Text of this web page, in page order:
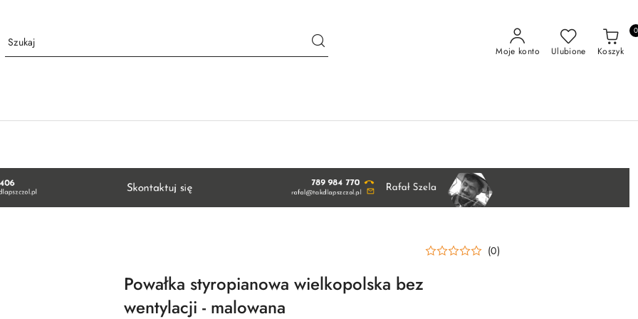
Moje konto Ulubione Koszyk
0
(0)
Powałka styropianowa wielkopolska bez
wentylacji - malowana